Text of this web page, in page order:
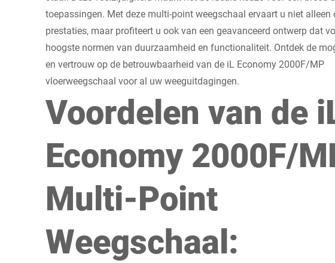
toepassingen. Met deze multi-point weegschaal ervaart u niet alleen
prestaties, maar profiteert u ook van een geavanceerd ontwerp dat
hoogste normen van duurzaamheid en functionaliteit. Ontdek de
en vertrouw op de betrouwbaarheid van de iL Economy 2000F/MP
vloerweegschaal voor al uw weeguitdagingen.
Voordelen van de
Economy 2000F/
Multi-Point
Weegschaal: